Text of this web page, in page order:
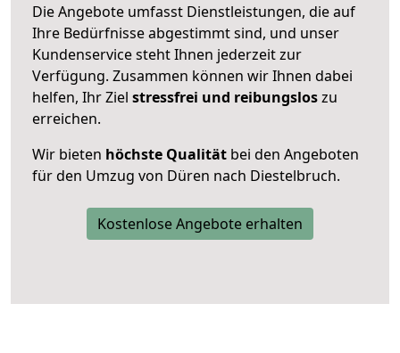
Die Angebote umfasst Dienstleistungen, die auf
Ihre Bedürfnisse abgestimmt sind, und unser
Kundenservice steht Ihnen jederzeit zur
Verfügung. Zusammen können wir Ihnen dabei
helfen, Ihr Ziel stressfrei und reibungsloszu
erreichen.
Wir bieten höchste Qualität bei den Angeboten
für den Umzug von Düren nach Diestelbruch.
Kostenlose Angebote erhalten